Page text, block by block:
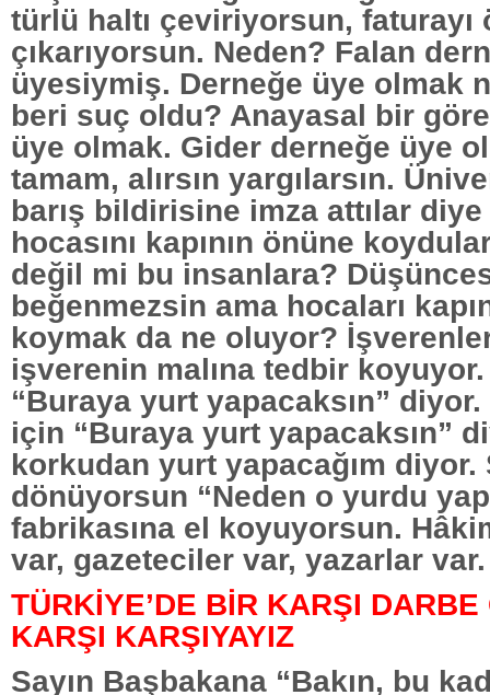
türlü haltı çeviriyorsun, faturayı
çıkarıyorsun. Neden? Falan
üyesiymiş. Derneğe üye olmak
beri suç oldu? Anayasal bir
üye olmak. Gider derneğe üye
tamam, alırsın yargılarsın.
barış bildirisine imza attılar
hocasını kapının önüne
değil mi bu insanlara?
beğenmezsin ama hocaları
koymak da ne oluyor?
işverenin malına tedbir
“Buraya yurt yapacaksın”
için “Buraya yurt yapacaksın”
korkudan yurt yapacağım diyor.
dönüyorsun “Neden o yurdu
fabrikasına el koyuyorsun.
var, gazeteciler var, yazarlar var.
TÜRKİYE’DE BİR KARŞI
KARŞI KARŞIYAYIZ
Sayın Başbakana “Bakın, bu